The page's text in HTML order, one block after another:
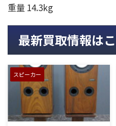
重量 14.3kg
最新買取情報は
スピーカー